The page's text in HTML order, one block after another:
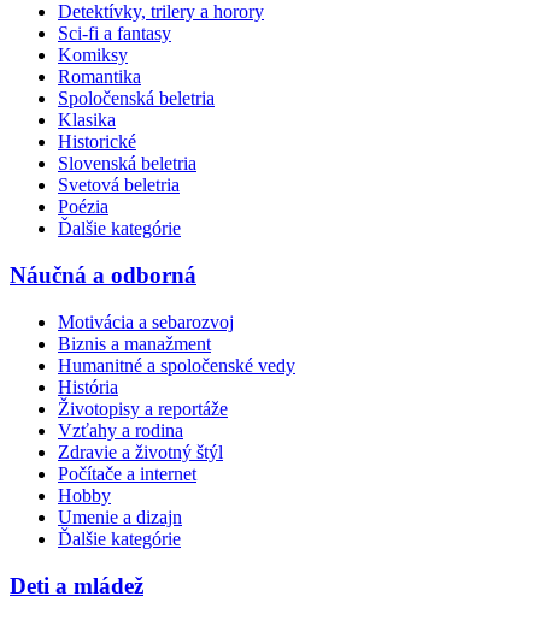
Detektívky, trilery a horory
Sci-fi a fantasy
Komiksy
Romantika
Spoločenská beletria
Klasika
Historické
Slovenská beletria
Svetová beletria
Poézia
Ďalšie kategórie
Náučná a odborná
Motivácia a sebarozvoj
Biznis a manažment
Humanitné a spoločenské vedy
História
Životopisy a reportáže
Vzťahy a rodina
Zdravie a životný štýl
Počítače a internet
Hobby
Umenie a dizajn
Ďalšie kategórie
Deti a mládež